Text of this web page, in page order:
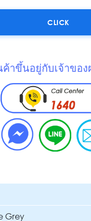
CLICK
ค้าขึ้นอยู่กับเจ้าข
Grey